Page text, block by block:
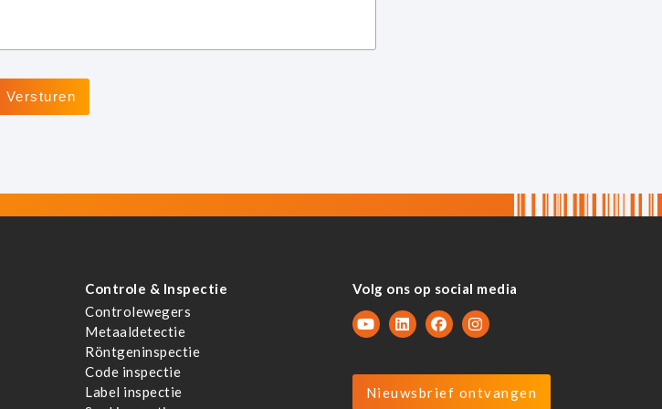
Controle & Inspectie
Controlewegers
Metaaldetectie
Röntgeninspectie
Code inspectie
Label inspectie
Volg ons op social media
Nieuwsbrief ontvangen